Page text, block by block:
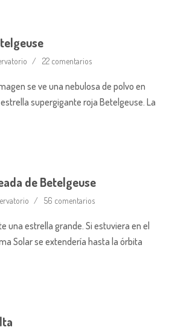
22 comentarios
se ve una nebulosa de polvo en
supergigante roja Betelgeuse. La
de Betelgeuse
56 comentarios
una estrella grande. Si estuviera en el
Solar se extendería hasta la órbita